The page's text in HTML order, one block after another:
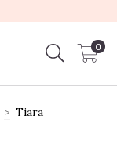
0
> Tiara